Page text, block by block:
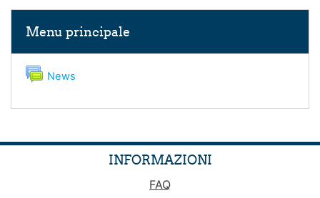
Menu principale
News
INFORMAZIONI
FAQ